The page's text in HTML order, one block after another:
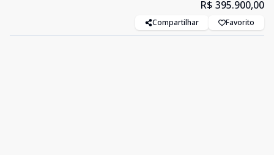
R$ 395.900,00
Compartilhar Favorito